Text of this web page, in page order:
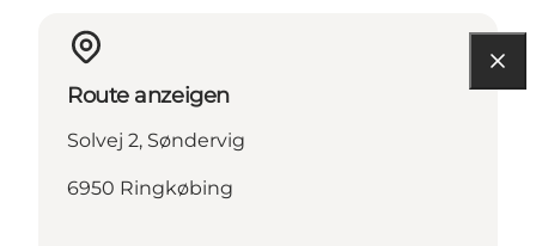
Route anzeigen
Solvej 2, Søndervig
6950 Ringkøbing